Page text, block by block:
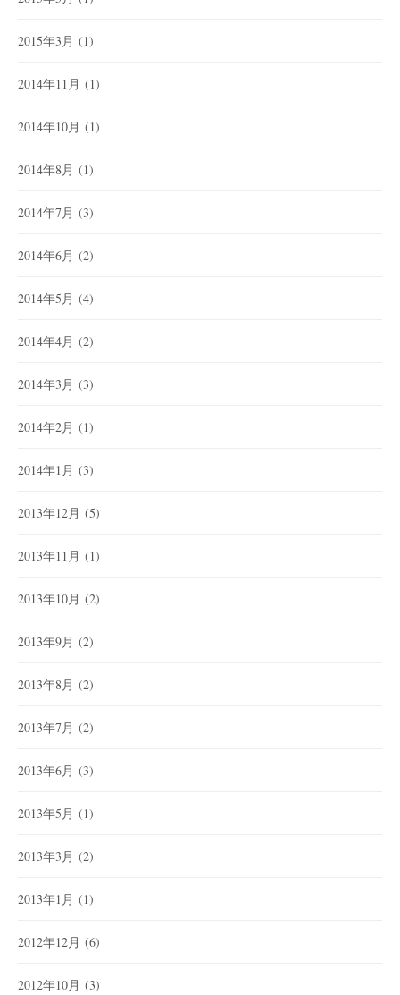
2015年3月 (1)
2014年11月 (1)
2014年10月 (1)
2014年8月 (1)
2014年7月 (3)
2014年6月 (2)
2014年5月 (4)
2014年4月 (2)
2014年3月 (3)
2014年2月 (1)
2014年1月 (3)
2013年12月 (5)
2013年11月 (1)
2013年10月 (2)
2013年9月 (2)
2013年8月 (2)
2013年7月 (2)
2013年6月 (3)
2013年5月 (1)
2013年3月 (2)
2013年1月 (1)
2012年12月 (6)
2012年10月 (3)